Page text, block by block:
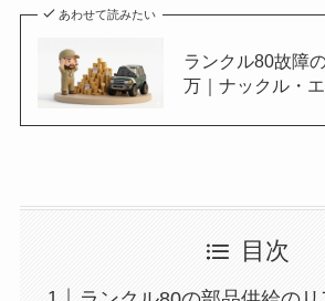
あわせて読みたい
ランクル80故障
万｜ナックル・
目次